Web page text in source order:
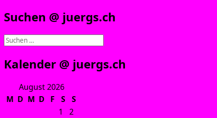
Suchen @ juergs.ch
Suchen
Kalender @ juergs.ch
August 2026
M D M D F S
S
1
2